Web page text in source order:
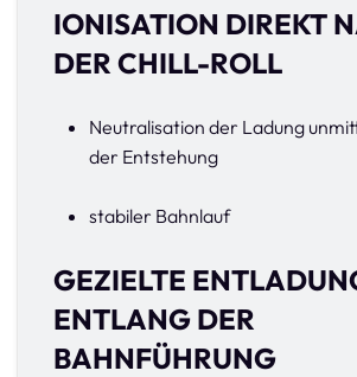
IONISATION DIREKT
DER CHILL-ROLL
Neutralisation der Ladung
der Entstehung
stabiler Bahnlauf
GEZIELTE
ENTLANG DER
BAHNFÜHRUNG